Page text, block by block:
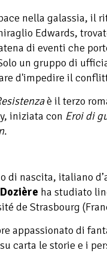
nella galassia, il
Edwards,
di eventi che
un gruppo di
d'impedire il
è il terzo
iniziata con Eroi di
.
di nascita, italiano
ha studiato
de Strasbourg
appassionato di
carta le storie e i